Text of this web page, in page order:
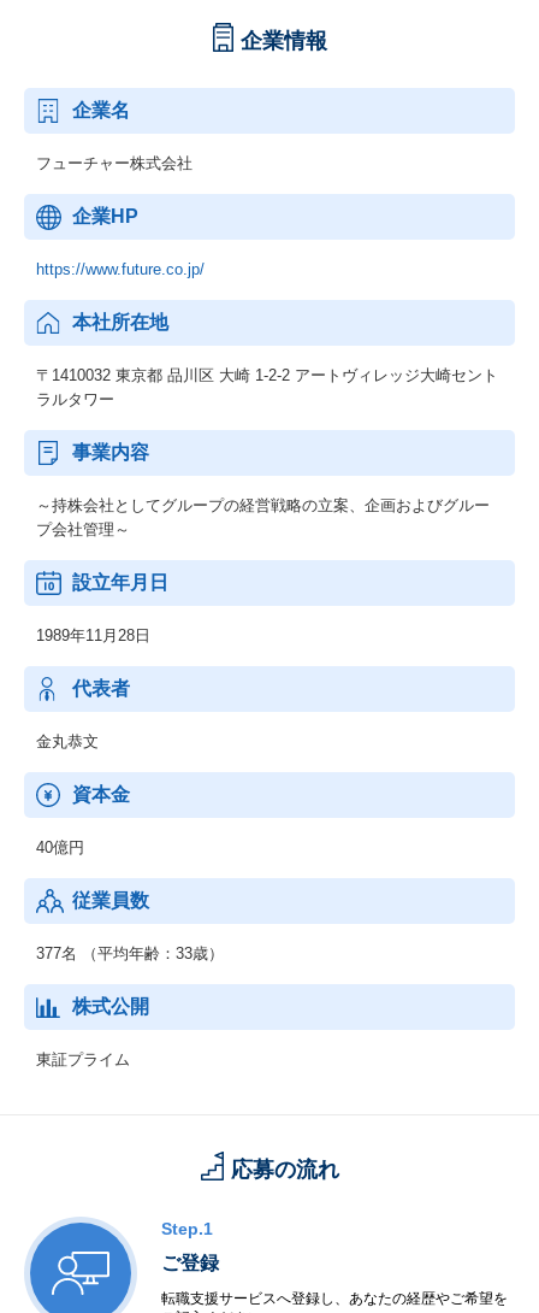
企業情報
企業名
フューチャー株式会社
企業HP
https://www.future.co.jp/
本社所在地
〒1410032 東京都 品川区 大崎 1-2-2 アートヴィレッジ大崎セント
ラルタワー
事業内容
～持株会社としてグループの経営戦略の立案、企画およびグルー
プ会社管理～
設立年月日
1989年11月28日
代表者
金丸恭文
資本金
40億円
従業員数
377名 （平均年齢：33歳）
株式公開
東証プライム
応募の流れ
Step.1
ご登録
転職支援サービスへ登録し、あなたの経歴やご希望を